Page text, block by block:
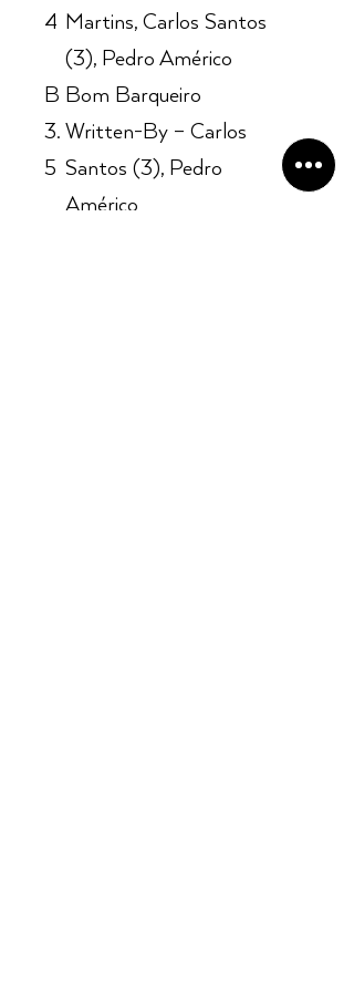
4 Martins, Carlos Santos
(3), Pedro Américo
B
3.
5
Bom Barqueiro
Written-By – Carlos
Santos (3), Pedro
Américo